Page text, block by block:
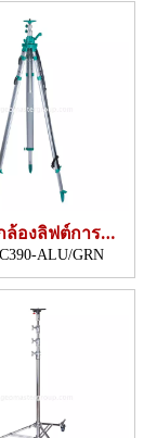
ล้องลิฟต์การ
าง (3.9m)
ALU/GRN